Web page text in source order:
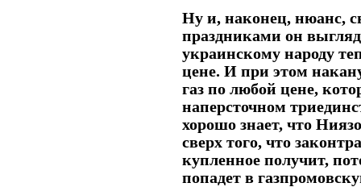
Ну и, наконец, нюанс,
праздниками он
украинскому народу
цене. И при этом
газ по любой цене,
наперсточном
хорошо знает, что
сверх того, что
купленное получит,
попадет в